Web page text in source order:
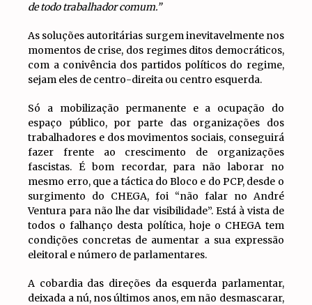
de todo trabalhador comum.”
As soluções autoritárias surgem inevitavelmente nos
momentos de crise, dos regimes ditos democráticos,
com a conivência dos partidos políticos do regime,
sejam eles de centro-direita ou centro esquerda.
Só a mobilização permanente e a ocupação do
espaço público, por parte das organizações dos
trabalhadores e dos movimentos sociais, conseguirá
fazer frente ao crescimento de organizações
fascistas. É bom recordar, para não laborar no
mesmo erro, que a táctica do Bloco e do PCP, desde o
surgimento do CHEGA, foi “não falar no André
Ventura para não lhe dar visibilidade”. Está à vista de
todos o falhanço desta política, hoje o CHEGA tem
condições concretas de aumentar a sua expressão
eleitoral e número de parlamentares.
A cobardia das direções da esquerda parlamentar,
deixada a nú, nos últimos anos, em não desmascarar,